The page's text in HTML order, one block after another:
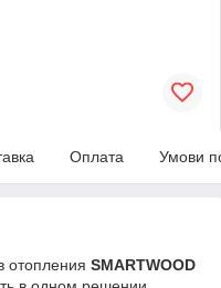
Оплата Умови
отопления SMARTWOOD